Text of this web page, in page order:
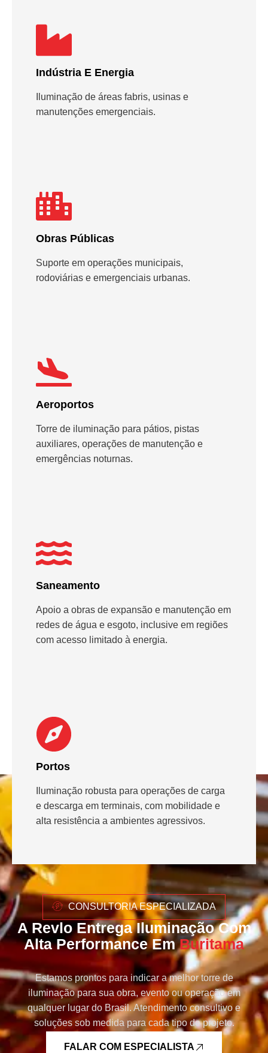
Indústria E Energia
Iluminação de áreas fabris, usinas e
manutenções emergenciais.
Obras Públicas
Suporte em operações municipais,
rodoviárias e emergenciais urbanas.
Aeroportos
Torre de iluminação para pátios, pistas
auxiliares, operações de manutenção e
emergências noturnas.
Saneamento
Apoio a obras de expansão e manutenção em
redes de água e esgoto, inclusive em regiões
com acesso limitado à energia.
Portos
Iluminação robusta para operações de carga
e descarga em terminais, com mobilidade e
alta resistência a ambientes agressivos.
CONSULTORIA ESPECIALIZADA
A Revlo Entrega Iluminação Com
Alta Performance EmBuritama
Estamos prontos para indicar a melhor torre de
iluminação para sua obra, evento ou operação em
qualquer lugar do Brasil. Atendimento consultivo e
soluções sob medida para cada tipo de projeto.
FALAR COM ESPECIALISTA